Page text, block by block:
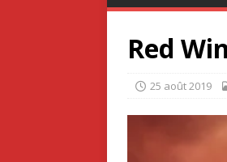
Red
25 août 2019